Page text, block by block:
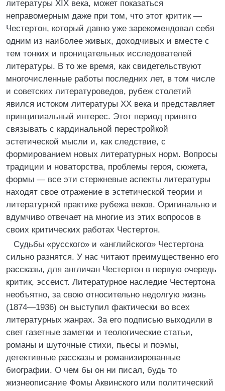
литературы XIX века, может показаться
неправомерным даже при том, что этот критик —
Честертон, который давно уже зарекомендовал себя
одним из наиболее живых, доходчивых и вместе с
тем тонких и проницательных исследователей
литературы. В то же время, как свидетельствуют
многочисленные работы последних лет, в том числе
и советских литературоведов, рубеж столетий
явился истоком литературы XX века и представляет
принципиальный интерес. Этот период принято
связывать с кардинальной перестройкой
эстетической мысли и, как следствие, с
формированием новых литературных норм. Вопросы
традиции и новаторства, проблемы героя, сюжета,
формы — все эти стержневые аспекты литературы
находят свое отражение в эстетической теории и
литературной практике рубежа веков. Оригинально и
вдумчиво отвечает на многие из этих вопросов в
своих критических работах Честертон.
Судьбы «русского» и «английского» Честертона
сильно разнятся. У нас читают преимущественно его
рассказы, для англичан Честертон в первую очередь
критик, эссеист. Литературное наследие Честертона
необъятно, за свою относительно недолгую жизнь
(1874—1936) он выступил фактически во всех
литературных жанрах. За его подписью выходили в
свет газетные заметки и теологические статьи,
романы и шуточные стихи, пьесы и поэмы,
детективные рассказы и романизированные
биографии. О чем бы он ни писал, будь то
жизнеописание Фомы Аквинского или политический